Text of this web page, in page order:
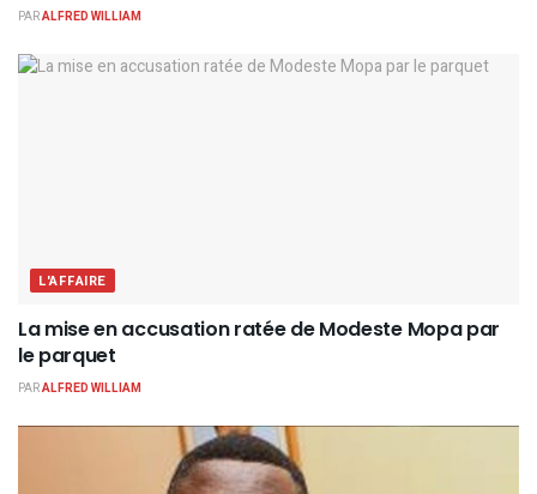
PARALFRED WILLIAM
L'AFFAIRE
La mise en accusation ratée de Modeste Mopa par
le parquet
PARALFRED WILLIAM